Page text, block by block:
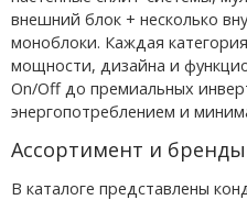
внешний блок + несколько
моноблоки. Каждая
мощности, дизайна и
On/Off до премиальных
энергопотреблением и
Ассортимент и бренды
В каталоге представлены